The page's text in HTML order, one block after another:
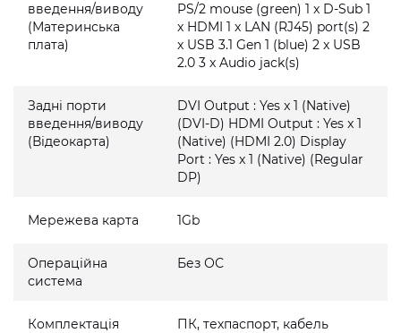
введення/виводу
(Материнська
плата)
PS/2 mouse (green) 1 x D-Sub 1
x HDMI 1 x LAN (RJ45) port(s) 2
x USB 3.1 Gen 1 (blue) 2 x USB
2.0 3 x Audio jack(s)
Задні порти
введення/виводу
(Відеокарта)
DVI Output : Yes x 1 (Native)
(DVI-D) HDMI Output : Yes x 1
(Native) (HDMI 2.0) Display
Port : Yes x 1 (Native) (Regular
DP)
Мережева карта 1Gb
Операційна
система
Без ОС
Комплектація
ПК, техпаспорт, кабель